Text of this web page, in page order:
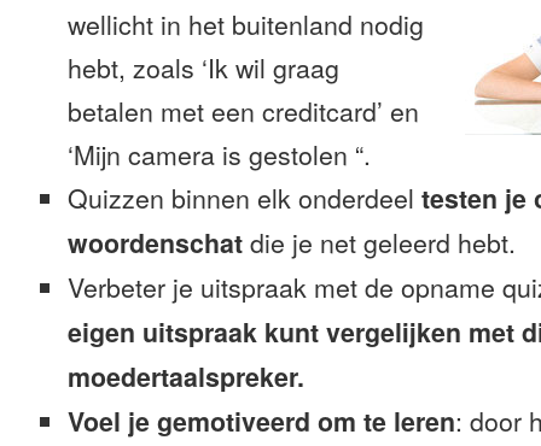
wellicht in het buitenland nodig
hebt, zoals ‘Ik wil graag
betalen met een creditcard’ en
‘Mijn camera is gestolen “.
Quizzen binnen elk onderdeel testen je
woordenschat die je net geleerd hebt.
Verbeter je uitspraak met de opname
eigen uitspraak kunt vergelijken met
moedertaalspreker.
Voel je gemotiveerd om te leren: door